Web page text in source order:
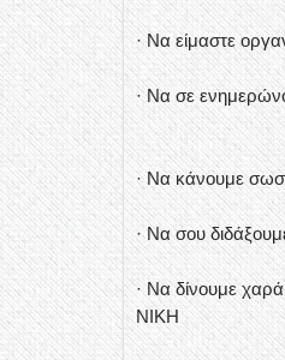
· Να είμαστε
· Να σε
· Να κάνουμε
· Να σου
· Να δίνουμε
ΝΙΚΗ